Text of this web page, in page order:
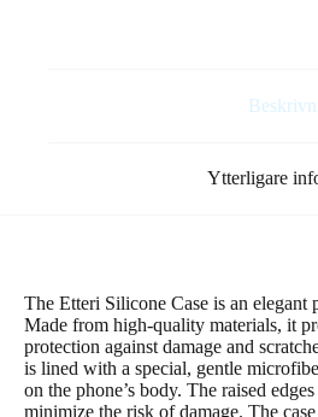
Ytterligare
The Etteri Silicone Case is an elegant
Made from high-quality materials, it
protection against damage and
is lined with a special, gentle
on the phone’s body. The raised
minimize the risk of damage. The